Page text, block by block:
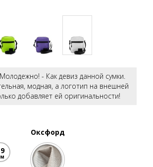
- Как девиз данной сумки.
модная, а логотип на внешней
добавляет ей оригинальности!
Оксфорд